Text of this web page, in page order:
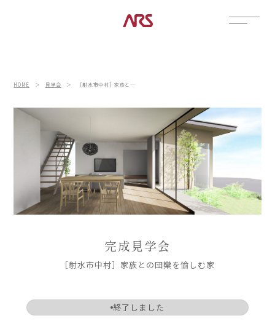
展示場
資料請求
CONTENTS
- ARS WAY
建築実例
コラム
インタビュー
土地情報
HOME ＞ 見学会 ＞ ［射水市中村］家族との団欒を愉しむ家
完成見学会
［射水市中村］家族との団欒を愉しむ家
終了しました